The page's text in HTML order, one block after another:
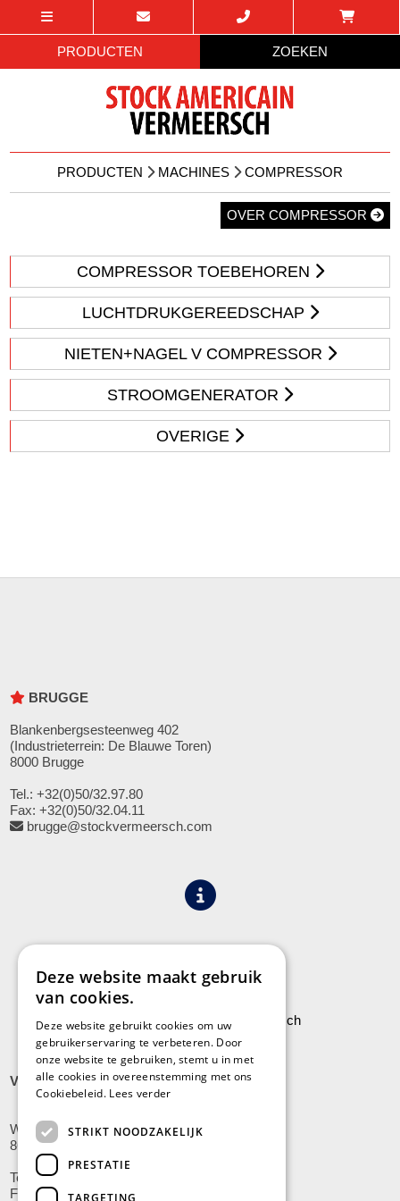
PRODUCTEN ZOEKEN
PRODUCTEN MACHINES COMPRESSOR
OVER COMPRESSOR
COMPRESSOR TOEBEHOREN
LUCHTDRUKGEREEDSCHAP
NIETEN+NAGEL V COMPRESSOR
STROOMGENERATOR
OVERIGE
BRUGGE
Blankenbergsesteenweg 402
(Industrieterrein: De Blauwe Toren)
8000 Brugge
Tel.: +32(0)50/32.97.80
Fax: +32(0)50/32.04.11
brugge@stockvermeersch.com
Leveringen aan Stock Vermeersch
VLADSLO
Wijnendalestraat 200
8600 Vladslo - Diksmuide
Tel: +32(0)51/59.10.00
Fax: +32(0)51/58.21.99
Deze website maakt gebruik
van cookies.
Deze website gebruikt cookies om uw
gebruikerservaring te verbeteren. Door
onze website te gebruiken, stemt u in met
alle cookies in overeenstemming met ons
Cookiebeleid. Lees verder
STRIKT NOODZAKELIJK
PRESTATIE
TARGETING